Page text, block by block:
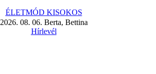
ÉLETMÓD KISOKOS
2026. 08. 06. Berta, Bettina
Hírlevél